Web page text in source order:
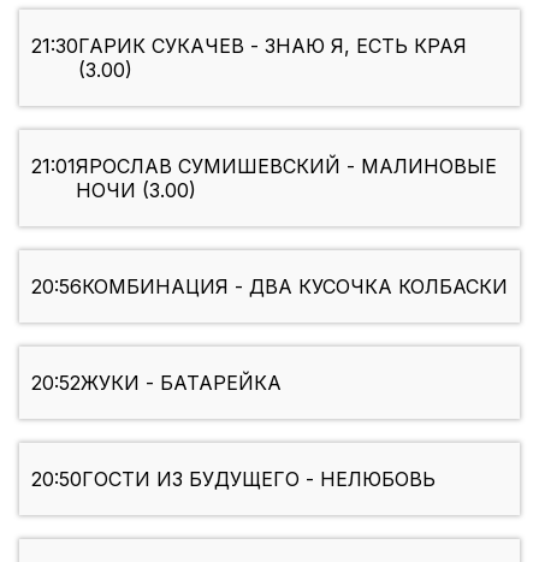
21:30ГАРИК СУКАЧЕВ - ЗНАЮ Я, ЕСТЬ КРАЯ
(3.00)
21:01ЯРОСЛАВ СУМИШЕВСКИЙ - МАЛИНОВЫЕ
НОЧИ (3.00)
20:56КОМБИНАЦИЯ - ДВА КУСОЧКА КОЛБАСКИ
20:52ЖУКИ - БАТАРЕЙКА
20:50ГОСТИ ИЗ БУДУЩЕГО - НЕЛЮБОВЬ